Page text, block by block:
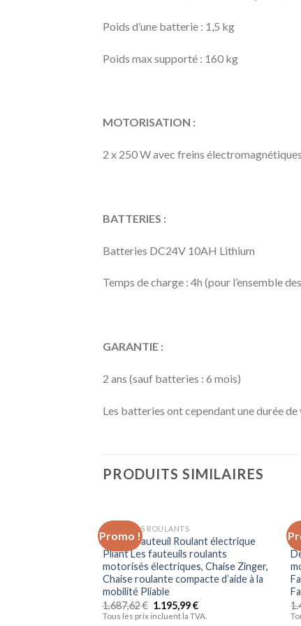
Poids d’une batterie : 1,5 kg
Poids max supporté : 160 kg
MOTORISATION :
2 x 250 W avec freins électromagnétiques
BATTERIES :
Batteries DC24V 10AH Lithium
Temps de charge : 4h (pour l’ensemble
GARANTIE :
2 ans (sauf batteries : 6 mois)
Les batteries ont cependant une durée
PRODUITS SIMILAIRES
Promo !
Ajouter
à la liste
FAUTEUILS ROULANTS
HFJKD Fauteuil Roulant électrique
Pliant Les fauteuils roulants
motorisés électriques, Chaise Zinger,
Chaise roulante compacte d’aide à la
mobilité Pliable
1.687,62€ 1.195,99€
Tous les prix incluent la TVA.